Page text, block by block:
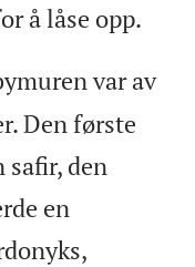
å låse opp.
var av
Den første
safir, den
en